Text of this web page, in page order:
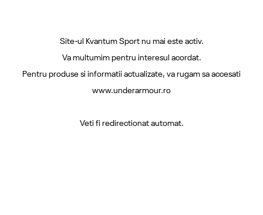
Site-ul Kvantum Sport nu mai este activ.
Va multumim pentru interesul acordat.
Pentru produse si informatii actualizate, va rugam sa accesati
www.underarmour.ro
Veti fi redirectionat automat.